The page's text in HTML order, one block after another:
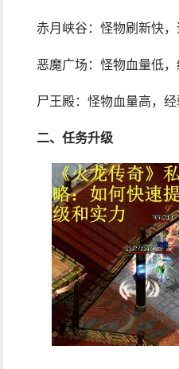
赤月峡谷：怪物刷新快，
恶魔广场：怪物血量低，
尸王殿：怪物血量高，
二、任务升级